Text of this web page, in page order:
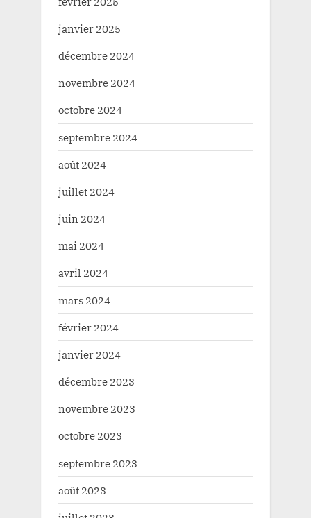
janvier 2025
décembre 2024
novembre 2024
octobre 2024
septembre 2024
août 2024
juillet 2024
juin 2024
mai 2024
avril 2024
mars 2024
février 2024
janvier 2024
décembre 2023
novembre 2023
octobre 2023
septembre 2023
août 2023